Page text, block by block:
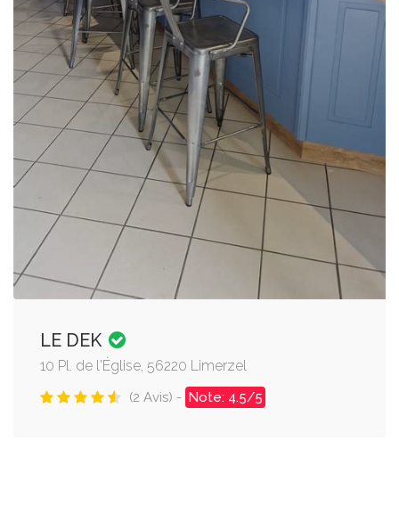
LE DEK
10 Pl. de l'Église, 56220 Limerzel
(2 Avis) - Note: 4.5/5